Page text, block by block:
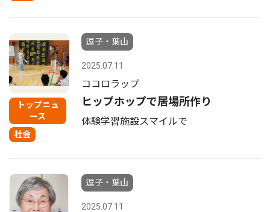
トップニュ
ース
社会
逗子・葉山
2025.07.11
ココロラップ
ヒップホップで居場所作り
体験学習施設スマイルで
逗子・葉山
2025.07.11